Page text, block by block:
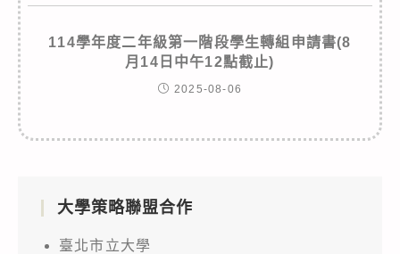
114學年度二年級第一階段學生轉組申請書(8
月14日中午12點截止)
2025-08-06
大學策略聯盟合作
臺北市立大學